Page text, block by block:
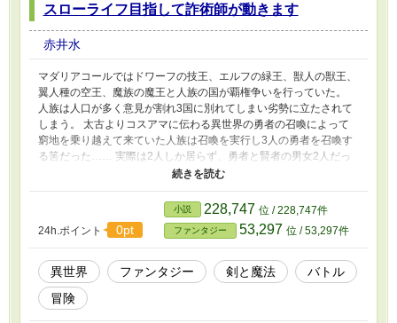
スローライフ目指して詐術師が動きます
赤井水
マダリアコールではドワーフの技王、エルフの緑王、獣人の獣王、
翼人種の空王、魔族の魔王と人族の国が覇権争いを行っていた。
人族は人口が多く意見が割れ3国に別れてしまい劣勢に立たされて
しまう。 太古よりコスアマに伝わる異世界の勇者の召喚によって
窮地を乗り越えて来ていた人族は召喚を実行し3人の勇者を召喚す
る筈だった…… 実際は2人しか居らず、勇者と賢者の男女2人だっ
たがコスアマは希望の光と称えこれから他の国との覇権争いに参戦
出来ると喜んだ。 召喚者達は召喚前にマダリアコールの女神に事
前に話を聞いていた為、スキルと職業について困惑すること無く理
解していたのだった。 そして誰にも気付かれる事無く、城から抜
け出した3人目の召喚者が居た事も。 これは結城叶が日本では望め
なかったスローライフと嫁探しの旅である。
24h.ポイント 0pt
小説 228,747 位 / 228,747件
ファンタジー 53,297 位 / 53,297件
異世界 ファンタジー 剣と魔法
バトル
冒険